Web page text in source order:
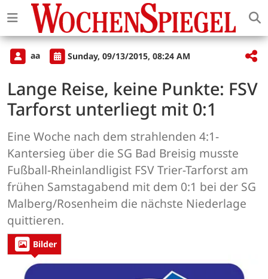
aa Sunday, 09/13/2015, 08:24 AM
Lange Reise, keine Punkte: FSV
Tarforst unterliegt mit 0:1
Eine Woche nach dem strahlenden 4:1-
Kantersieg über die SG Bad Breisig musste
Fußball-Rheinlandligist FSV Trier-Tarforst am
frühen Samstagabend mit dem 0:1 bei der SG
Malberg/Rosenheim die nächste Niederlage
quittieren.
Bilder